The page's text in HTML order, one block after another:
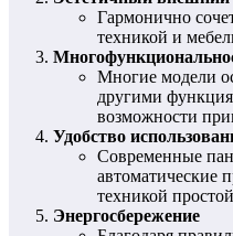
Гармонично
техникой и
Многие модели
другими
возможности
Удобство
Современные
автоматические
техникой
Энергосбережение